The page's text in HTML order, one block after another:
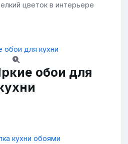
цветок в интерьере
обои для